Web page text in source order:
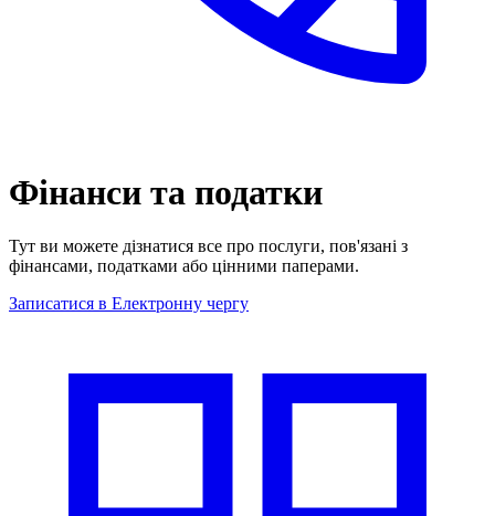
Фінанси та податки
Тут ви можете дізнатися все про послуги, пов'язані з
фінансами, податками або цінними паперами.
Записатися в Електронну чергу